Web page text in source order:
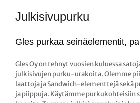
Julkisivupurku
Gles purkaa seinäelementit,
Gles Oy on tehnyt vuosien kuluessa
julkisivujen purku-urakoita. Olemme
laattoja ja Sandwich-elementtejä sekä
ja piippuja. Käytämme purkukohteisiin